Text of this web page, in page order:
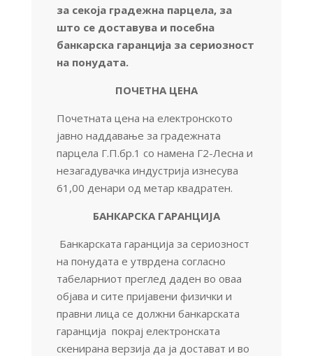
за секоја градежна парцела, за
што се доставува и посебна
банкарска гаранција за сериозност
на понудата.
ПОЧЕТНА ЦЕНА
Почетната цена на електронското
јавно наддавање за градежнaта
парцела Г.П.бр.1 со намена Г2-Лесна и
незагадувачка индустрија изнесува
61,00 денари од метар квадратен.
БАНКАРСКА ГАРАНЦИЈА
Банкарската гаранција за сериозност
на понудата е утврдена согласно
табеларниот преглед даден во оваа
објава и сите пријавени физички и
правни лица се должни банкарската
гаранција покрај електронската
скенирана верзија да ја достават и во